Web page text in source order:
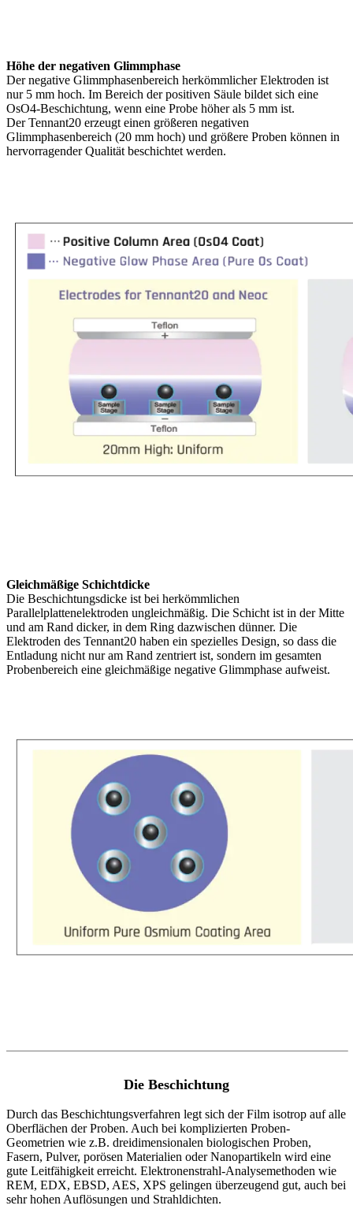
Höhe der negativen Glimmphase
Der negative Glimmphasenbereich herkömmlicher Elektroden ist
nur 5 mm hoch. Im Bereich der positiven Säule bildet sich eine
OsO4-Beschichtung, wenn eine Probe höher als 5 mm ist.
Der Tennant20 erzeugt einen größeren negativen
Glimmphasenbereich (20 mm hoch) und größere Proben können in
hervorragender Qualität beschichtet werden.
Gleichmäßige Schichtdicke
Die Beschichtungsdicke ist bei herkömmlichen
Parallelplattenelektroden ungleichmäßig. Die Schicht ist in der Mitte
und am Rand dicker, in dem Ring dazwischen dünner. Die
Elektroden des Tennant20 haben ein spezielles Design, so dass die
Entladung nicht nur am Rand zentriert ist, sondern im gesamten
Probenbereich eine gleichmäßige negative Glimmphase aufweist.
Die Beschichtung
Durch das Beschichtungsverfahren legt sich der Film isotrop auf alle
Oberflächen der Proben. Auch bei komplizierten Proben-
Geometrien wie z.B. dreidimensionalen biologischen Proben,
Fasern, Pulver, porösen Materialien oder Nanopartikeln wird eine
gute Leitfähigkeit erreicht. Elektronenstrahl-Analysemethoden wie
REM, EDX, EBSD, AES, XPS gelingen überzeugend gut, auch bei
sehr hohen Auflösungen und Strahldichten.